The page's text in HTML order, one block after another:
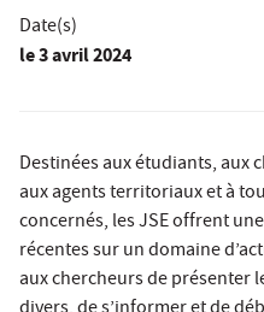
Date(s)
le3 avril 2024
Destinées aux étudiants, aux
aux agents territoriaux et à
concernés, les JSE offrent
récentes sur un domaine
aux chercheurs de présenter